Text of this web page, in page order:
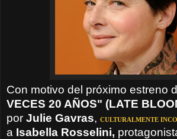
Con motivo del próximo estreno
VECES 20 AÑOS" (LATE
por Julie Gavras, CULTURALMENTE
a Isabella Rosselini,